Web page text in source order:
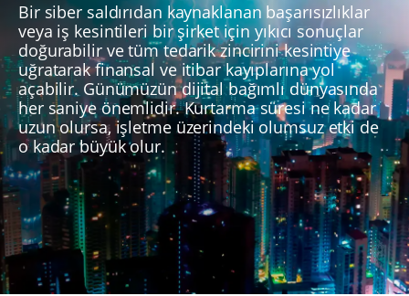
Bir siber saldırıdan kaynaklanan başarısızlıklar
veya iş kesintileri bir şirket için yıkıcı sonuçlar
doğurabilir ve tüm tedarik zincirini kesintiye
uğratarak finansal ve itibar kayıplarına yol
açabilir. Günümüzün dijital bağımlı dünyasında
her saniye önemlidir. Kurtarma süresi ne kadar
uzun olursa, işletme üzerindeki olumsuz etki de
o kadar büyük olur.